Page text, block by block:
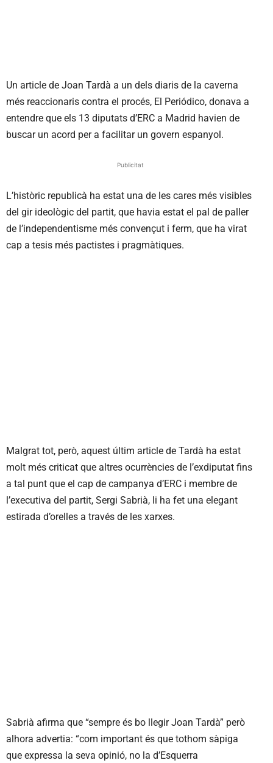
Un article de Joan Tardà a un dels diaris de la caverna
més reaccionaris contra el procés, El Periódico, donava a
entendre que els 13 diputats d’ERC a Madrid havien de
buscar un acord per a facilitar un govern espanyol.
Publicitat
L’històric republicà ha estat una de les cares més visibles
del gir ideològic del partit, que havia estat el pal de paller
de l’independentisme més convençut i ferm, que ha virat
cap a tesis més pactistes i pragmàtiques.
Malgrat tot, però, aquest últim article de Tardà ha estat
molt més criticat que altres ocurrències de l’exdiputat fins
a tal punt que el cap de campanya d’ERC i membre de
l’executiva del partit, Sergi Sabrià, li ha fet una elegant
estirada d’orelles a través de les xarxes.
Sabrià afirma que “sempre és bo llegir Joan Tardà” però
alhora advertia: “com important és que tothom sàpiga
que expressa la seva opinió, no la d’Esquerra